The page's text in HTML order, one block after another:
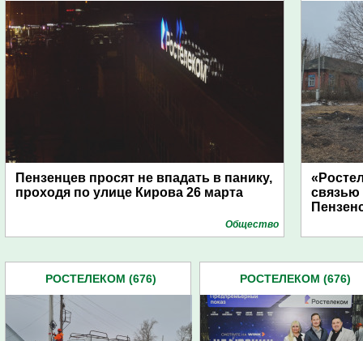
Пензенцев просят не впадать в панику,
проходя по улице Кирова 26 марта
Общество
связью
РОСТЕЛЕКОМ (676) РОСТЕЛЕКОМ (676)